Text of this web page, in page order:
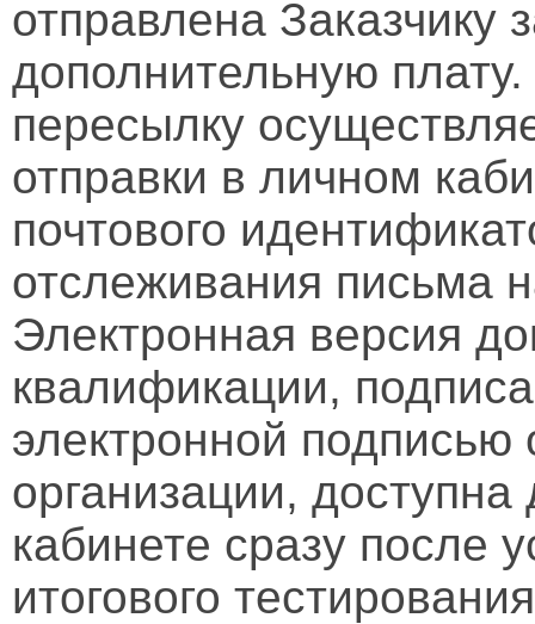
отправлена Заказчику
дополнительную
пересылку
отправки в личном
почтового
отслеживания письма
Электронная версия
квалификации,
электронной подписью
организации,
кабинете сразу после
итогового